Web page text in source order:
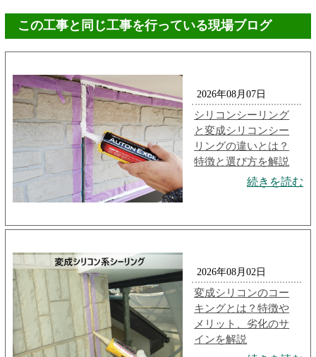
この工事と同じ工事を行っている現場ブログ
2026年08月07日
シリコンシーリング
と変成シリコンシー
リングの違いとは？
特徴と選び方を解説
続きを読む
2026年08月02日
変成シリコンのコー
キングとは？特徴や
メリット、劣化のサ
インを解説